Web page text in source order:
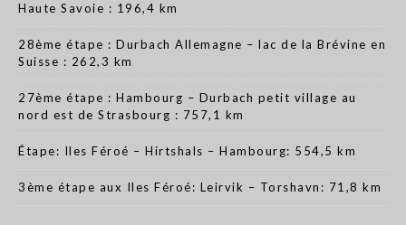
Haute Savoie : 196,4 km
28ème étape : Durbach Allemagne – lac de la Brévine en
Suisse : 262,3 km
27ème étape : Hambourg – Durbach petit village au
nord est de Strasbourg : 757,1 km
Étape: Iles Féroé – Hirtshals – Hambourg: 554,5 km
3ème étape aux Iles Féroé: Leirvik – Torshavn: 71,8 km